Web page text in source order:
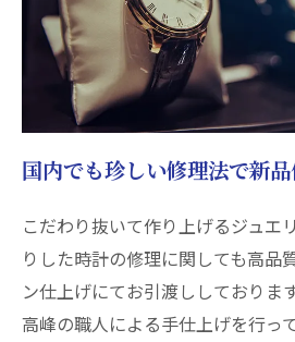
国内でも珍しい修理法で新
こだわり抜いて作り上げるジュエ
りした時計の修理に関しても高品
ン仕上げにてお引渡ししておりま
高峰の職人による手仕上げを行っ